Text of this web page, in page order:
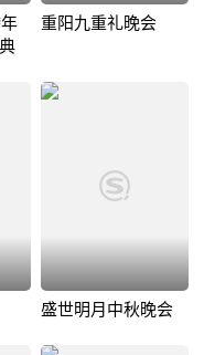
重阳九重礼晚会
盛世明月中秋晚会